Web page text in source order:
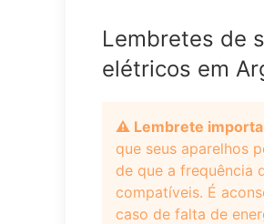
Lembretes de
elétricos em
⚠️ Lembrete
que seus aparelhos
de que a frequência
compatíveis. É
caso de falta de